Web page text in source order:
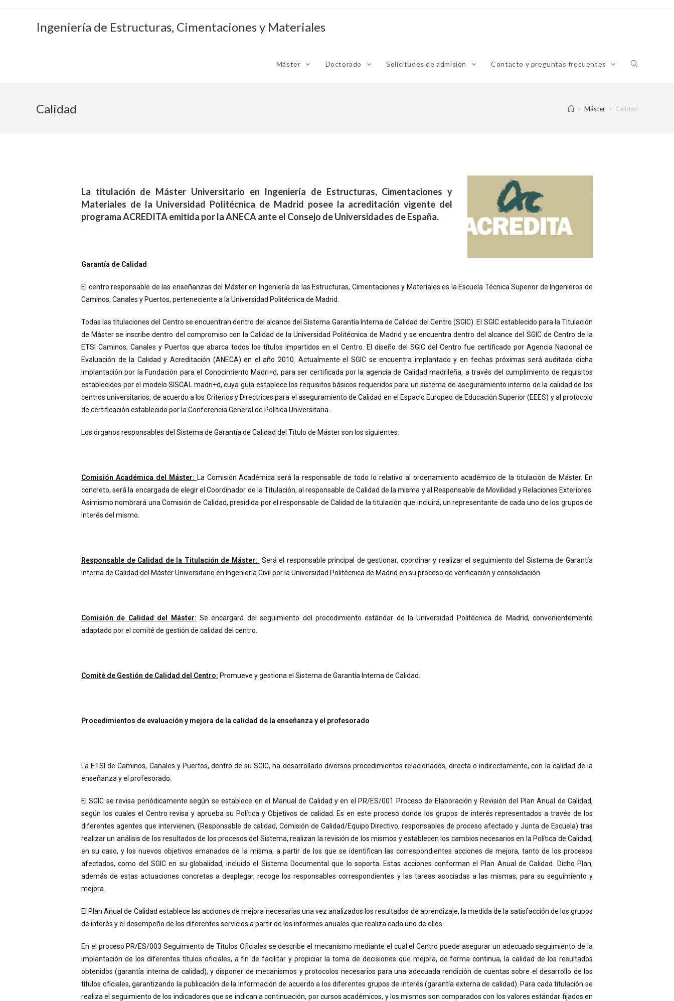
Ingeniería de Estructuras, Cimentaciones y Materiales
Máster Doctorado Solicitudes de admisión Contacto y preguntas frecuentes
Calidad > Máster > Calidad
La titulación de Máster Universitario en Ingeniería de Estructuras, Cimentacionesy
Materiales de la Universidad Politécnica de Madrid posee la acreditación vigente del
programa ACREDITA emitida por la ANECA ante el Consejo de Universidades de España.
Garantía de Calidad
El centro responsable de las enseñanzas del Máster en Ingeniería de las Estructuras, Cimentaciones y Materiales es la Escuela Técnica Superior de Ingenieros de
Caminos, Canales y Puertos, perteneciente a la Universidad Politécnica de Madrid.
Todas las titulaciones del Centro se encuentran dentro del alcance del Sistema Garantía Interna de Calidad del Centro (SGIC). El SGIC establecido para la Titulación
de Máster se inscribe dentro del compromiso con la Calidad de la Universidad Politécnica de Madrid y se encuentra dentro del alcance del SGIC de Centro de la
ETSI Caminos, Canales y Puertos que abarca todos los títulos impartidos en el Centro. El diseño del SGIC del Centro fue certificado por Agencia Nacional de
Evaluación de la Calidad y Acreditación (ANECA) en el año 2010. Actualmente el SGIC se encuentra implantado y en fechas próximas será auditada dicha
implantación por la Fundación para el Conocimiento Madri+d, para ser certificada por la agencia de Calidad madrileña, a través del cumplimiento de requisitos
establecidos por el modelo SISCAL madri+d, cuya guía establece los requisitos básicos requeridos para un sistema de aseguramiento interno de la calidad de los
centros universitarios, de acuerdo a los Criterios y Directrices para el aseguramiento de Calidad en el Espacio Europeo de Educación Superior (EEES) y al protocolo
de certificación establecido por la Conferencia General de Política Universitaria.
Los órganos responsables del Sistema de Garantía de Calidad del Título de Máster son los siguientes:
Comisión Académica del Máster: La Comisión Académica será la responsable de todo lo relativo al ordenamiento académico de la titulación de Máster. En
concreto, será la encargada de elegir el Coordinador de la Titulación, al responsable de Calidad de la misma y al Responsable de Movilidad y Relaciones Exteriores.
Asimismo nombrará una Comisión de Calidad, presidida por el responsable de Calidad de la titulación que incluirá, un representante de cada uno de los grupos de
interés del mismo.
Responsable de Calidad de la Titulación de Máster:
Será el responsable principal de gestionar, coordinar y realizar el seguimiento del Sistema de Garantía
Interna de Calidad del Máster Universitario en Ingeniería Civil por la Universidad Politécnica de Madrid en su proceso de verificación y consolidación.
Comisión de Calidad del Máster: Se encargará del seguimiento del procedimiento estándar de la Universidad Politécnica de Madrid, convenientemente
adaptado por el comité de gestión de calidad del centro.
Comité de Gestión de Calidad del Centro: Promueve y gestiona el Sistema de Garantía Interna de Calidad.
Procedimientos de evaluación y mejora de la calidad de la enseñanza y el profesorado
La ETSI de Caminos, Canales y Puertos, dentro de su SGIC, ha desarrollado diversos procedimientos relacionados, directa o indirectamente, con la calidad de la
enseñanza y el profesorado.
El SGIC se revisa periódicamente según se establece en el Manual de Calidad y en el PR/ES/001 Proceso de Elaboración y Revisión del Plan Anual de Calidad,
según los cuales el Centro revisa y aprueba su Política y Objetivos de calidad. Es en este proceso donde los grupos de interés representados a través de los
diferentes agentes que intervienen, (Responsable de calidad, Comisión de Calidad/Equipo Directivo, responsables de proceso afectado y Junta de Escuela) tras
realizar un análisis de los resultados de los procesos del Sistema, realizan la revisión de los mismos y establecen los cambios necesarios en la Política de Calidad,
en su caso, y los nuevos objetivos emanados de la misma, a partir de los que se identifican las correspondientes acciones de mejora, tanto de los procesos
afectados, como del SGIC en su globalidad, incluido el Sistema Documental que lo soporta. Estas acciones conforman el Plan Anual de Calidad. Dicho Plan,
además de estas actuaciones concretas a desplegar, recoge los responsables correspondientes y las tareas asociadas a las mismas, para su seguimiento y
mejora.
El Plan Anual de Calidad establece las acciones de mejora necesarias una vez analizados los resultados de aprendizaje, la medida de la satisfacción de los grupos
de interés y el desempeño de los diferentes servicios a partir de los informes anuales que realiza cada uno de ellos.
En el proceso PR/ES/003 Seguimiento de Títulos Oficiales se describe el mecanismo mediante el cual el Centro puede asegurar un adecuado seguimiento de la
implantación de los diferentes títulos oficiales, a fin de facilitar y propiciar la toma de decisiones que mejora, de forma continua, la calidad de los resultados
obtenidos (garantía interna de calidad), y disponer de mecanismos y protocolos necesarios para una adecuada rendición de cuentas sobre el desarrollo de los
títulos oficiales, garantizando la publicación de la información de acuerdo a los diferentes grupos de interés (garantía externa de calidad). Para cada titulación se
realiza el seguimiento de los indicadores que se indican a continuación, por cursos académicos, y los mismos son comparados con los valores estándar fijados en